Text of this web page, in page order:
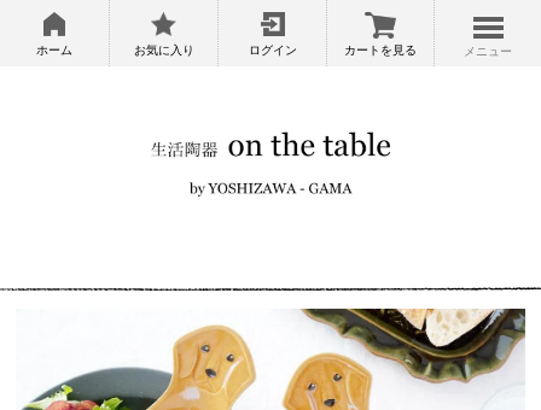
ホーム お気に入り ログイン カートを見る メニュー